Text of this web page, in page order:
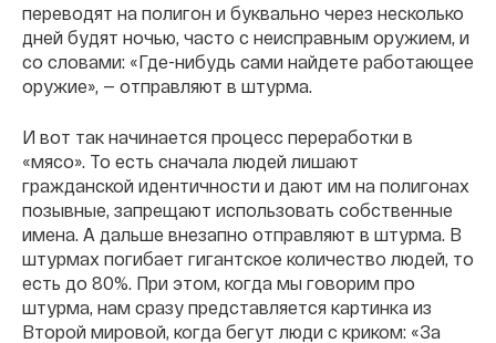
переводят на полигон и буквально через несколько
дней будят ночью, часто с неисправным оружием, и
со словами: «Где-нибудь сами найдете работающее
оружие», — отправляют в штурма.
И вот так начинается процесс переработки в
«мясо». То есть сначала людей лишают
гражданской идентичности и дают им на полигонах
позывные, запрещают использовать собственные
имена. А дальше внезапно отправляют в штурма. В
штурмах погибает гигантское количество людей, то
есть до 80%. При этом, когда мы говорим про
штурма, нам сразу представляется картинка из
Второй мировой, когда бегут люди с криком: «За